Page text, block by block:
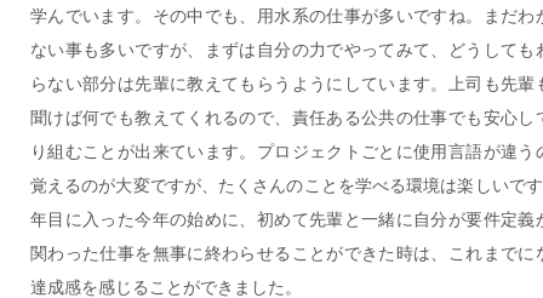
学んでいます。その中でも、用水系の仕事が多いですね。まだわ
ない事も多いですが、まずは自分の力でやってみて、どうしても
らない部分は先輩に教えてもらうようにしています。上司も先輩
聞けば何でも教えてくれるので、責任ある公共の仕事でも安心し
り組むことが出来ています。プロジェクトごとに使用言語が違う
覚えるのが大変ですが、たくさんのことを学べる環境は楽しいで
年目に入った今年の始めに、初めて先輩と一緒に自分が要件定義
関わった仕事を無事に終わらせることができた時は、これまでに
達成感を感じることができました。